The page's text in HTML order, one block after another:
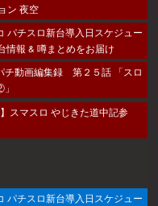
ン 夜空
パチスロ新台導入日スケジュー
情報 & 噂まとめをお届け
チ動画編集録 第２５話 「スロ
】スマスロ やじきた道中記参
パチスロ新台導入日スケジュー